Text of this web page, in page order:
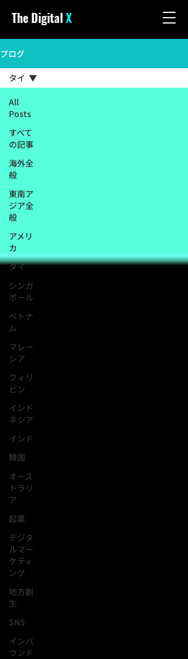
The DigitalX
ブログ
All
Posts
すべて
の記事
海外全
般
東南ア
ジア全
般
アメリ
カ
タイ
シンガ
ポール
ベトナ
ム
マレー
シア
フィリ
ピン
インド
ネシア
インド
韓国
オース
トラリ
ア
起業
デジタ
ルマー
ケティ
ング
地方創
生
SNS
インバ
ウンド
タイ